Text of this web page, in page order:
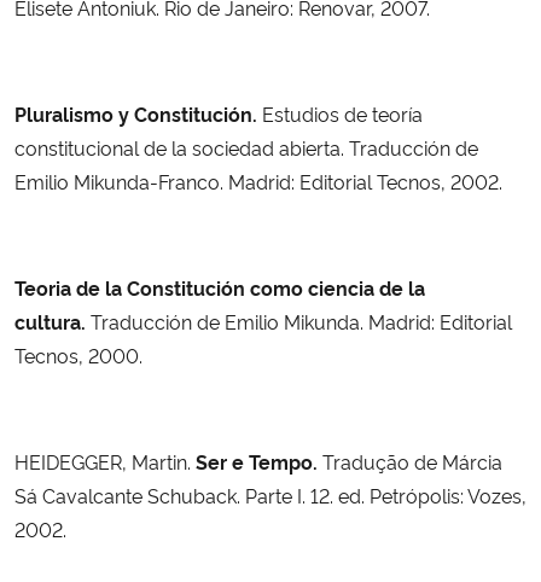
Elisete Antoniuk. Rio de Janeiro: Renovar, 2007.
Pluralismo y Constitución. Estudios de teoría
constitucional de la sociedad abierta. Traducción de
Emilio Mikunda-Franco. Madrid: Editorial Tecnos, 2002.
Teoria de la Constitución como ciencia de la
cultura. Traducción de Emilio Mikunda. Madrid: Editorial
Tecnos, 2000.
HEIDEGGER, Martin. Ser e Tempo. Tradução de Márcia
Sá Cavalcante Schuback. Parte I. 12. ed. Petrópolis: Vozes,
2002.